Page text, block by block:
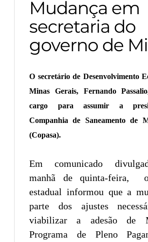
Mudança em
secretaria do
governo de
O secretário de Desenvolvimento
Minas Gerais, Fernando
cargo para assumir a
Companhia de Saneamento de
(Copasa).
Em comunicado
manhã de quinta-feira,
estadual informou que a
parte dos ajustes
viabilizar a adesão de
Programa de Pleno